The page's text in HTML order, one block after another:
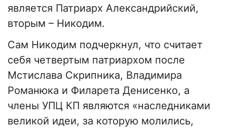
является Патриарх Александрийский,
вторым – Никодим.
Сам Никодим подчеркнул, что считает
себя четвертым патриархом после
Мстислава Скрипника, Владимира
Романюка и Филарета Денисенко, а
члены УПЦ КП являются «наследниками
великой идеи, за которую молились,